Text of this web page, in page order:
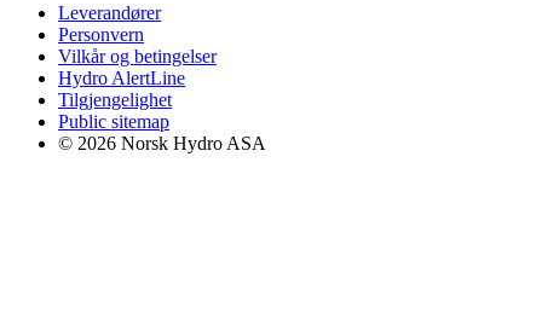
Leverandører
Personvern
Vilkår og betingelser
Hydro AlertLine
Tilgjengelighet
Public sitemap
© 2026 Norsk Hydro ASA